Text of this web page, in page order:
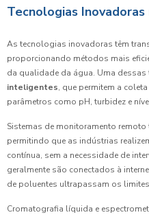
Tecnologias
As tecnologias inovadoras têm
proporcionando métodos mais
da qualidade da água. Uma
inteligentes, que permitem a
parâmetros como pH, turbidez e
Sistemas de monitoramento
permitindo que as indústrias
contínua, sem a necessidade de
geralmente são conectados à
de poluentes ultrapassam os
Cromatografia líquida e